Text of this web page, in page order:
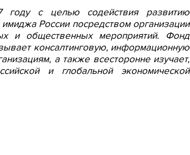
с целью содействия развитию
России посредством организации
и общественных мероприятий. Фонд
консалтинговую, информационную
а также всесторонне изучает,
и глобальной экономической